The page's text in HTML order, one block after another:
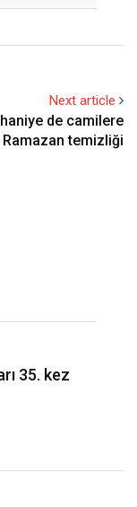
Next article
de camilere
Ramazan temizliği
kez